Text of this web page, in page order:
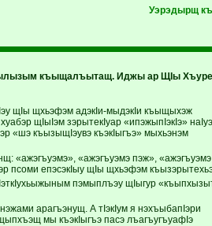
Уэрэдырщ
къыщалъытащ. Иджы ар ЩIы
щIы щхьэфэм адэкIи-мыдэкIи къыщыхэж
щIыIэм зэрытекIуар «ипэжыпIэкIэ» наIуэ
«шэ къызыщIэувэ къэкIыгъэ» мыхьэнэм
«ажэгъуэмэ», «ажэгъуэмэ пэж», «ажэгъуэмэ
псоми епэсэкIыу щIы щхьэфэм
пэмыплъэу щIыгур
арагъэнущ. А тIэкIум я нэхъыбапIэри
мы къэкIыгъэ пасэ лъагъугъуафIэ